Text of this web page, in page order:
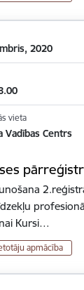
2020
vieta
Vadības Centrs
Kursi…
apmācība